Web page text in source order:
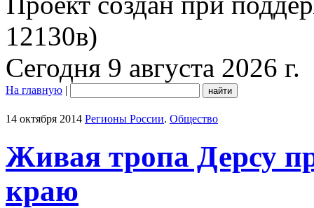
12130в)
Сегодня 9 августа 2026 г.
На главную |
14 октября 2014 Регионы России. Общество
Живая тропа Дерсу
краю